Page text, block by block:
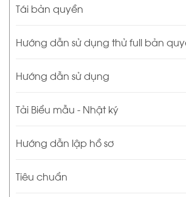
Tái bản quyền
Hướng dẫn sử dụng thử full bản
Hướng dẫn sử dụng
Tải Biểu mẫu - Nhật ký
Hướng dẫn lập hồ sơ
Tiêu chuẩn